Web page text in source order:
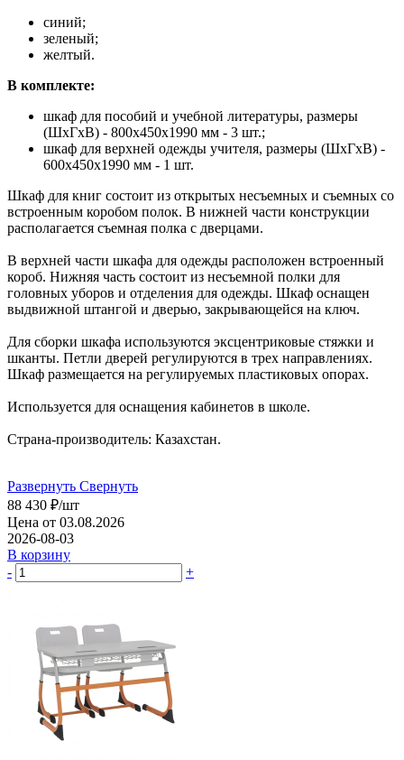
синий;
зеленый;
желтый.
В комплекте:
шкаф для пособий и учебной литературы, размеры
(ШхГхВ) - 800х450х1990 мм - 3 шт.;
шкаф для верхней одежды учителя, размеры (ШхГхВ) -
600х450х1990 мм - 1 шт.
Шкаф для книг состоит из открытых несъемных и съемных со
встроенным коробом полок. В нижней части конструкции
располагается съемная полка с дверцами.
В верхней части шкафа для одежды расположен встроенный
короб. Нижняя часть состоит из несъемной полки для
головных уборов и отделения для одежды. Шкаф оснащен
выдвижной штангой и дверью, закрывающейся на ключ.
Для сборки шкафа используются эксцентриковые стяжки и
шканты. Петли дверей регулируются в трех направлениях.
Шкаф размещается на регулируемых пластиковых опорах.
Используется для оснащения кабинетов в школе.
Страна-производитель: Казахстан.
Развернуть Свернуть
88 430 ₽/шт
Цена от 03.08.2026
2026-08-03
В корзину
-
+